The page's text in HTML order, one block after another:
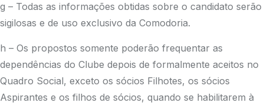
g – Todas as informações obtidas sobre o candidato serão
sigilosas e de uso exclusivo da Comodoria.
h – Os propostos somente poderão frequentar as
dependências do Clube depois de formalmente aceitos no
Quadro Social, exceto os sócios Filhotes, os sócios
Aspirantes e os filhos de sócios, quando se habilitarem à